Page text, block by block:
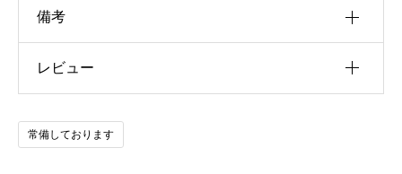
備考
u30b5u30a4u30ba
u51fau7248u793e
レビュー
以前にこの商品を購入したことのあるログイン済
みのユーザーのみレビューを残すことができま
常備しております